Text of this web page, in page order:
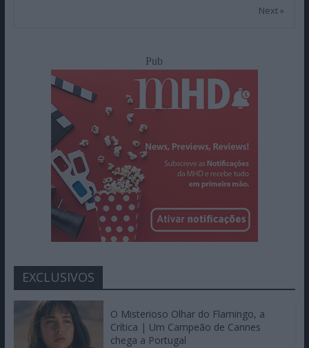
Next »
Pub
EXCLUSIVOS
O Misterioso Olhar do Flamingo, a
Crítica | Um Campeão de Cannes
chega a Portugal